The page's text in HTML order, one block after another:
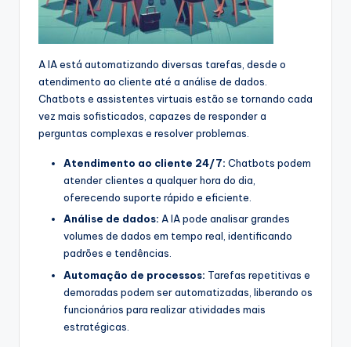
A IA está automatizando diversas tarefas, desde o
atendimento ao cliente até a análise de dados.
Chatbots e assistentes virtuais estão se tornando cada
vez mais sofisticados, capazes de responder a
perguntas complexas e resolver problemas.
Atendimento ao cliente 24/7: Chatbots podem
atender clientes a qualquer hora do dia,
oferecendo suporte rápido e eficiente.
Análise de dados: A IA pode analisar grandes
volumes de dados em tempo real, identificando
padrões e tendências.
Automação de processos: Tarefas repetitivas e
demoradas podem ser automatizadas, liberando os
funcionários para realizar atividades mais
estratégicas.